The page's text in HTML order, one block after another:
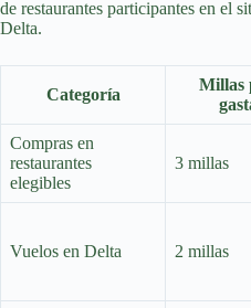
de restaurantes participantes en el
Delta.
Categoría
Millas
Compras en
restaurantes
elegibles
3 millas
Vuelos en Delta 2 millas